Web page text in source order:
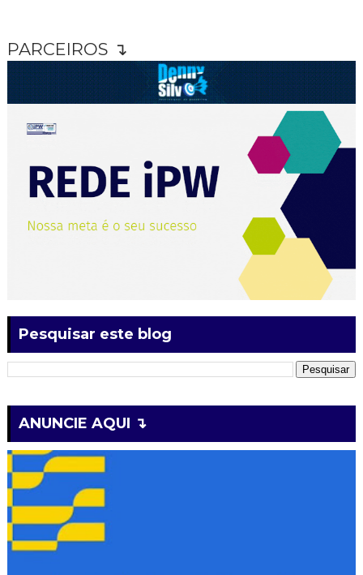
PARCEIROS ↴
Pesquisar este blog
ANUNCIE AQUI ↴